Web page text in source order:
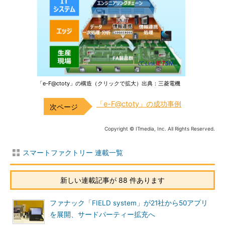
「e-F@ctoty」の構造（クリックで拡大）出典：三菱電機
「e-F@ctoty」の成功事例
Copyright © ITmedia, Inc. All Rights Reserved.
スマートファクトリー 連載一覧
新しい連載記事が 88 件あります
ファナック「FIELD system」が21社から50アプリ
を展開、サードパーティー拡充へ